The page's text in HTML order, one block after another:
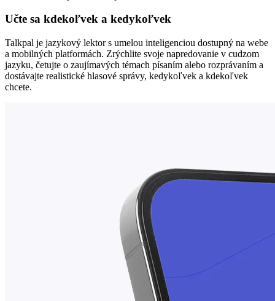
Učte sa kdekoľvek a kedykoľvek
Talkpal je jazykový lektor s umelou inteligenciou dostupný na webe
a mobilných platformách. Zrýchlite svoje napredovanie v cudzom
jazyku, četujte o zaujímavých témach písaním alebo rozprávaním a
dostávajte realistické hlasové správy, kedykoľvek a kdekoľvek
chcete.